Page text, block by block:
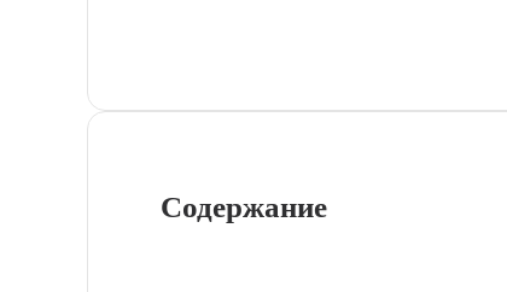
Содержание